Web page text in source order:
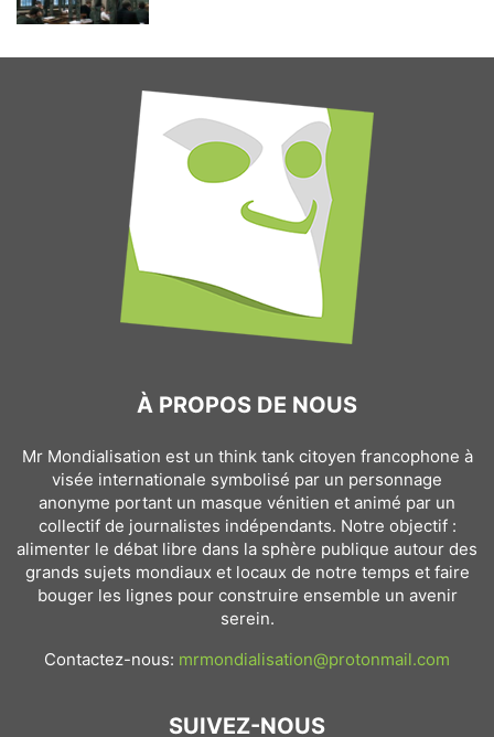
À PROPOS DE NOUS
Mr Mondialisation est un think tank citoyen francophone à
visée internationale symbolisé par un personnage
anonyme portant un masque vénitien et animé par un
collectif de journalistes indépendants. Notre objectif :
alimenter le débat libre dans la sphère publique autour des
grands sujets mondiaux et locaux de notre temps et faire
bouger les lignes pour construire ensemble un avenir
serein.
Contactez-nous: mrmondialisation@protonmail.com
SUIVEZ-NOUS